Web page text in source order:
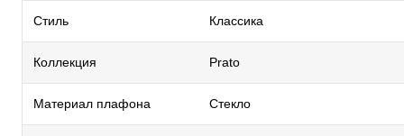
Стиль Классика
Коллекция Prato
Материал плафона Стекло